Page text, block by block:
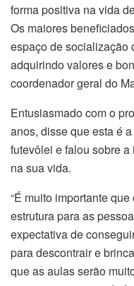
forma positiva na vida
Os maiores
espaço de socialização
adquirindo valores e
coordenador geral do
Entusiasmado com o
anos, disse que esta é
futevôlei e falou sobre
na sua vida.
“É muito importante
estrutura para as
expectativa de
para descontrair e
que as aulas serão